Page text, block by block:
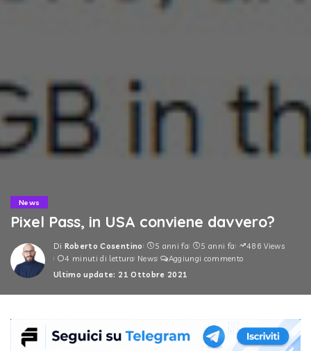
News
Pixel Pass, in USA conviene davvero?
Posted
by
Di Roberto Cosentino 5 anni fa 5 anni fa
486 Views
4 minuti di lettura News
Aggiungi commento
Ultimo update: 21 Ottobre 2021